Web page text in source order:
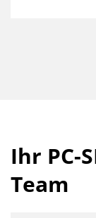
Ihr PC-
Team